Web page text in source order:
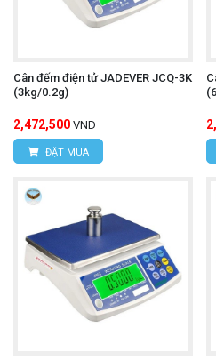
Cân đếm điện tử JADEVER JCQ-3K
(3kg/0.2g)
2,472,500 VND
ĐẶT MUA